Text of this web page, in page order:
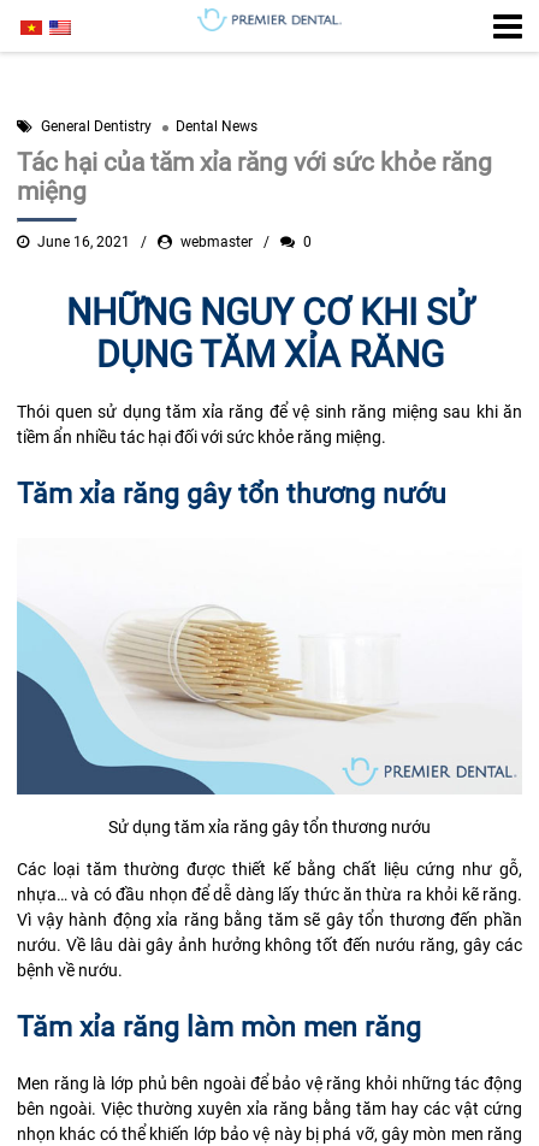
General Dentistry Dental News
Tác hại của tăm xỉa răng với sức khỏe răng
miệng
June 16, 2021 webmaster 0
NHỮNG NGUY CƠ KHI SỬ
DỤNG TĂM XỈA RĂNG
Thói quen sử dụng tăm xỉa răng để vệ sinh răng miệng sau khi ăn
tiềm ẩn nhiều tác hại đối với sức khỏe răng miệng.
Tăm xỉa răng gây tổn thương nướu
Sử dụng tăm xỉa răng gây tổn thương nướu
Các loại tăm thường được thiết kế bằng chất liệu cứng như gỗ,
nhựa… và có đầu nhọn để dễ dàng lấy thức ăn thừa ra khỏi kẽ răng.
Vì vậy hành động xỉa răng bằng tăm sẽ gây tổn thương đến phần
nướu. Về lâu dài gây ảnh hưởng không tốt đến nướu răng, gây các
bệnh về nướu.
Tăm xỉa răng làm mòn men răng
Men răng là lớp phủ bên ngoài để bảo vệ răng khỏi những tác động
bên ngoài. Việc thường xuyên xỉa răng bằng tăm hay các vật cứng
nhọn khác có thể khiến lớp bảo vệ này bị phá vỡ, gây mòn men răng